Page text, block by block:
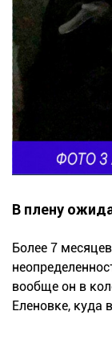
В плену
Более 7
вообще он в
Еленовке, куда